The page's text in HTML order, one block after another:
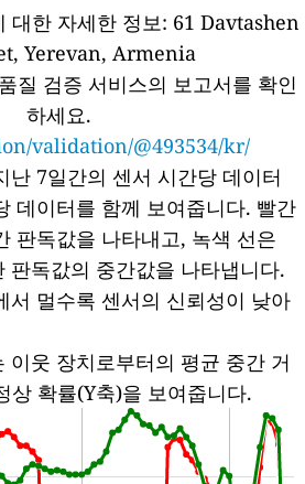
대한 자세한 정보: 61 Davtashen
Yerevan, Armenia
질 검증 서비스의 보고서를 확인
하세요.
validation/@493534/kr/
난 7일간의 센서 시간당 데이터
데이터를 함께 보여줍니다. 빨간
판독값을 나타내고, 녹색 선은
판독값의 중간값을 나타냅니다.
서 멀수록 센서의 신뢰성이 낮아
이웃 장치로부터의 평균 중간 거
상 확률(Y축)을 보여줍니다.